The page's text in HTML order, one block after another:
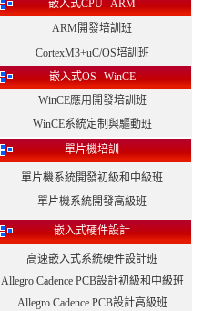
嵌入式CPU--ARM
ARM開發培訓班
CortexM3+uC/OS培訓班
嵌入式OS--WinCE
WinCE應用開發培訓班
WinCE系統定制與驅動班
單片機培訓
單片機系統開發初級和中級班
單片機系統開發高級班
嵌入式硬件設計
高速嵌入式系統硬件設計班
Allegro Cadence PCB設計初級和中級班
Allegro Cadence PCB設計高級班